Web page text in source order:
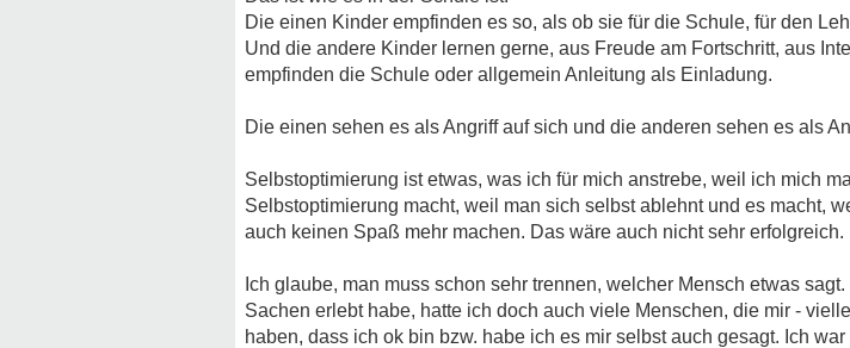
Die einen Kinder empfinden es so, als ob sie für die Schule, für den
Und die andere Kinder lernen gerne, aus Freude am Fortschritt, aus
empfinden die Schule oder allgemein Anleitung als Einladung.
Die einen sehen es als Angriff auf sich und die anderen sehen es als
Selbstoptimierung ist etwas, was ich für mich anstrebe, weil ich mich
Selbstoptimierung macht, weil man sich selbst ablehnt und es macht,
auch keinen Spaß mehr machen. Das wäre auch nicht sehr erfolgreich.
Ich glaube, man muss schon sehr trennen, welcher Mensch etwas
Sachen erlebt habe, hatte ich doch auch viele Menschen, die mir -
haben, dass ich ok bin bzw. habe ich es mir selbst auch gesagt. Ich